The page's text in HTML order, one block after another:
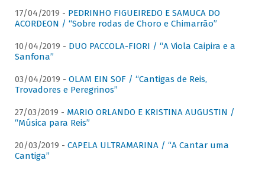
17/04/2019 - PEDRINHO FIGUEIREDO E SAMUCA DO
ACORDEON / “Sobre rodas de Choro e Chimarrão”
10/04/2019 - DUO PACCOLA-FIORI / “A Viola Caipira e a
Sanfona”
03/04/2019 - OLAM EIN SOF / “Cantigas de Reis,
Trovadores e Peregrinos”
27/03/2019 - MARIO ORLANDO E KRISTINA AUGUSTIN /
“Música para Reis”
20/03/2019 - CAPELA ULTRAMARINA / “A Cantar uma
Cantiga”